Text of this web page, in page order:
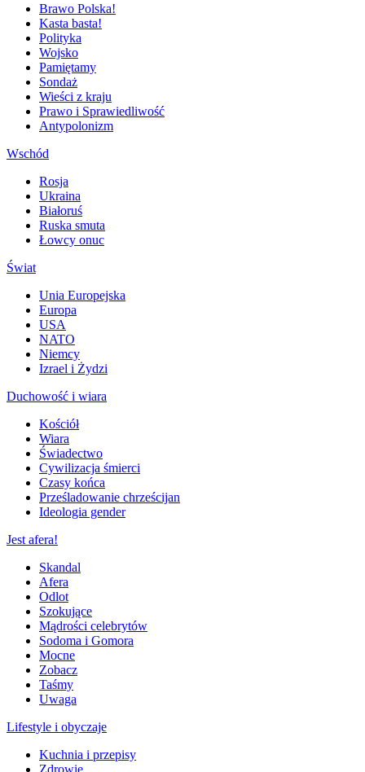
Brawo Polska!
Kasta basta!
Polityka
Wojsko
Pamiętamy
Sondaż
Wieści z kraju
Prawo i Sprawiedliwość
Antypolonizm
Wschód
Rosja
Ukraina
Białoruś
Ruska smuta
Łowcy onuc
Świat
Unia Europejska
Europa
USA
NATO
Niemcy
Izrael i Żydzi
Duchowość i wiara
Kościół
Wiara
Świadectwo
Cywilizacja śmierci
Czasy końca
Prześladowanie chrześcijan
Ideologia gender
Jest afera!
Skandal
Afera
Odlot
Szokujące
Mądrości celebrytów
Sodoma i Gomora
Mocne
Zobacz
Taśmy
Uwaga
Lifestyle i obyczaje
Kuchnia i przepisy
Zdrowie